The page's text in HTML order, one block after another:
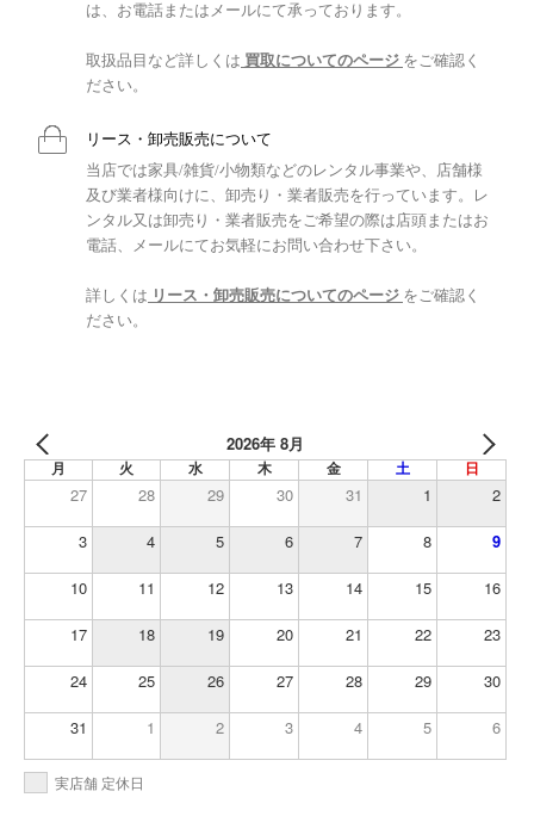
は、お電話またはメールにて承っております。
取扱品目など詳しくは 買取についてのページ をご確認く
ださい。
リース・卸売販売について
当店では家具/雑貨/小物類などのレンタル事業や、店舗様
及び業者様向けに、卸売り・業者販売を行っています。レ
ンタル又は卸売り・業者販売をご希望の際は店頭またはお
電話、メールにてお気軽にお問い合わせ下さい。
詳しくは リース・卸売販売についてのページ をご確認く
ださい。
2026年 8月
月 火 水 木 金 土 日
27 28 29 30 31 1 2
3 4 5 6 7 8 9
10 11 12 13 14 15 16
17 18 19 20 21 22 23
24 25 26 27 28 29 30
31 1 2 3 4 5 6
実店舗 定休日